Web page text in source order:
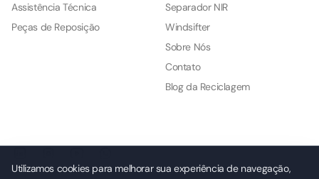
Assistência Técnica
Peças de Reposição
Separador NIR
Windsifter
Sobre Nós
Contato
Blog da Reciclagem
Utilizamos cookies para melhorar sua experiência de navegação,